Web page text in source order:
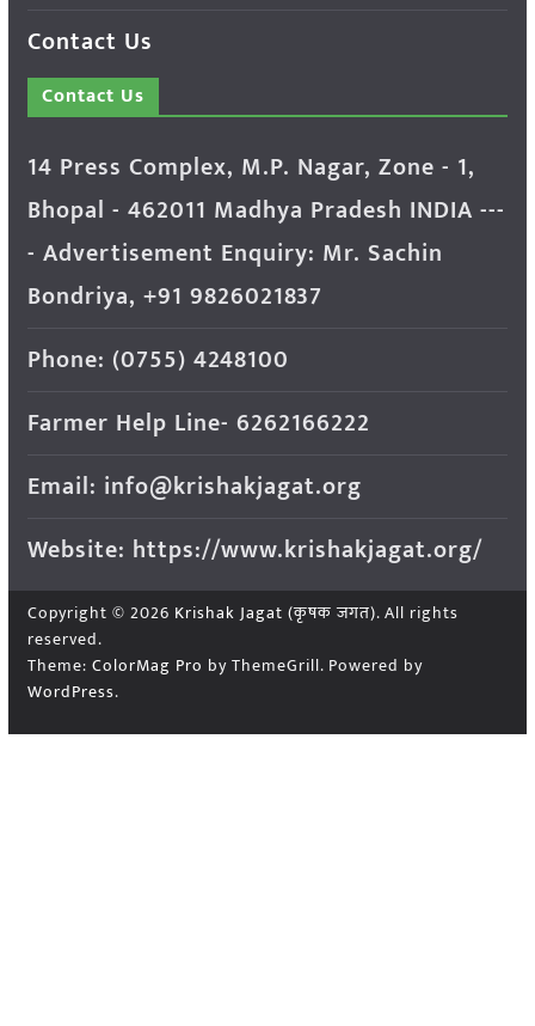
Contact Us
Contact Us
14 Press Complex, M.P. Nagar, Zone - 1,
Bhopal - 462011 Madhya Pradesh INDIA ---
- Advertisement Enquiry: Mr. Sachin
Bondriya, +91 9826021837
Phone: (0755) 4248100
Farmer Help Line- 6262166222
Email: info@krishakjagat.org
Website: https://www.krishakjagat.org/
Copyright © 2026 Krishak Jagat (कृषक जगत). All rights
reserved.
Theme: ColorMag Pro by ThemeGrill. Powered by
WordPress.